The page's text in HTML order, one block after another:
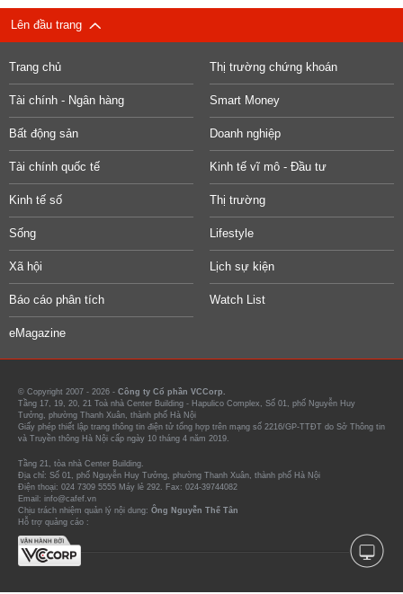
Lên đầu trang
Trang chủ Thị trường chứng khoán
Tài chính - Ngân hàng Smart Money
Bất động sản Doanh nghiệp
Tài chính quốc tế Kinh tế vĩ mô - Đầu tư
Kinh tế số Thị trường
Sống Lifestyle
Xã hội Lịch sự kiện
Báo cáo phân tích Watch List
eMagazine
© Copyright 2007 - 2026 - Công ty Cổ phần VCCorp.
Tầng 17, 19, 20, 21 Toà nhà Center Building - Hapulico Complex, Số 01, phố Nguyễn Huy
Tưởng, phường Thanh Xuân, thành phố Hà Nội
Giấy phép thiết lập trang thông tin điện tử tổng hợp trên mạng số 2216/GP-TTĐT do Sở Thông tin
và Truyền thông Hà Nội cấp ngày 10 tháng 4 năm 2019.
Tầng 21, tòa nhà Center Building.
Địa chỉ: Số 01, phố Nguyễn Huy Tưởng, phường Thanh Xuân, thành phố Hà Nội
Điện thoại: 024 7309 5555 Máy lẻ 292. Fax: 024-39744082
Email: info@cafef.vn
Chịu trách nhiệm quản lý nội dung: Ông Nguyễn Thế Tân
Hỗ trợ quảng cáo :